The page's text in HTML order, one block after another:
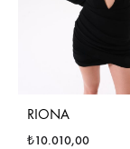
RIONA
₺10.010,00